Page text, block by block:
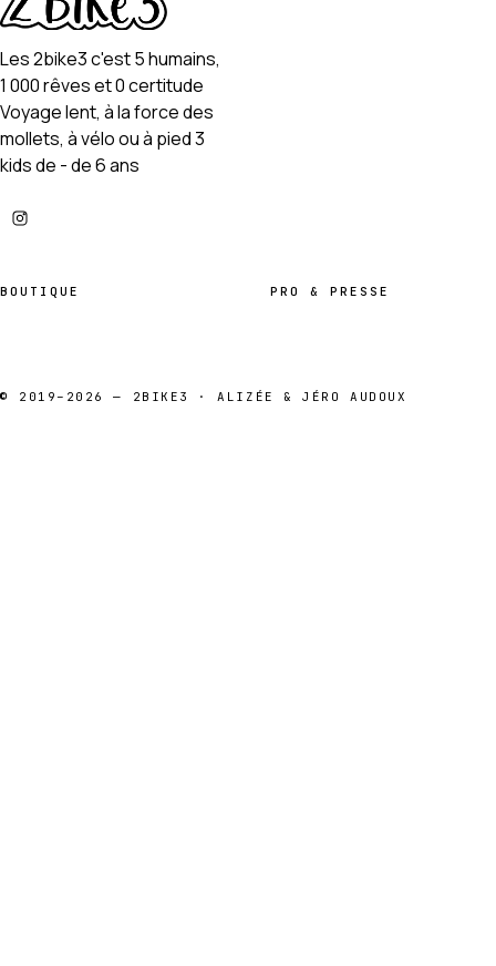
Les 2bike3 c'est 5 humains,
1 000 rêves et 0 certitude
Voyage lent, à la force des
mollets, à vélo ou à pied 3
kids de - de 6 ans
BOUTIQUE PRO & PRESSE
© 2019–2026 — 2BIKE3 · ALIZÉE & JÉRO AUDOUX